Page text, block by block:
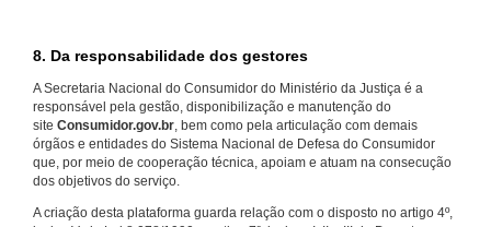
8. Da responsabilidade dos gestores
A Secretaria Nacional do Consumidor do Ministério da Justiça é a
responsável pela gestão, disponibilização e manutenção do
site Consumidor.gov.br, bem como pela articulação com demais
órgãos e entidades do Sistema Nacional de Defesa do Consumidor
que, por meio de cooperação técnica, apoiam e atuam na consecução
dos objetivos do serviço.
A criação desta plataforma guarda relação com o disposto no artigo 4º,